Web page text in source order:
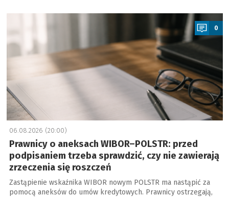
a
0
06.08.2026 (20:00)
Prawnicy o aneksach WIBOR–POLSTR: przed
podpisaniem trzeba sprawdzić, czy nie zawierają
zrzeczenia się roszczeń
Zastąpienie wskaźnika WIBOR nowym POLSTR ma nastąpić za
pomocą aneksów do umów kredytowych. Prawnicy ostrzegają,